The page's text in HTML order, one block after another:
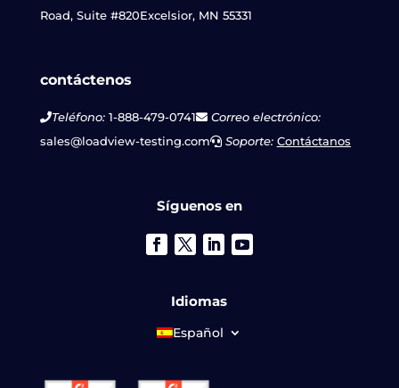
Road, Suite #820Excelsior, MN 55331
contáctenos
Teléfono:1-888-479-0741
Correo electrónico:
sales@loadview-testing.com
Soporte: Contáctanos
Síguenos en
Idiomas
Español